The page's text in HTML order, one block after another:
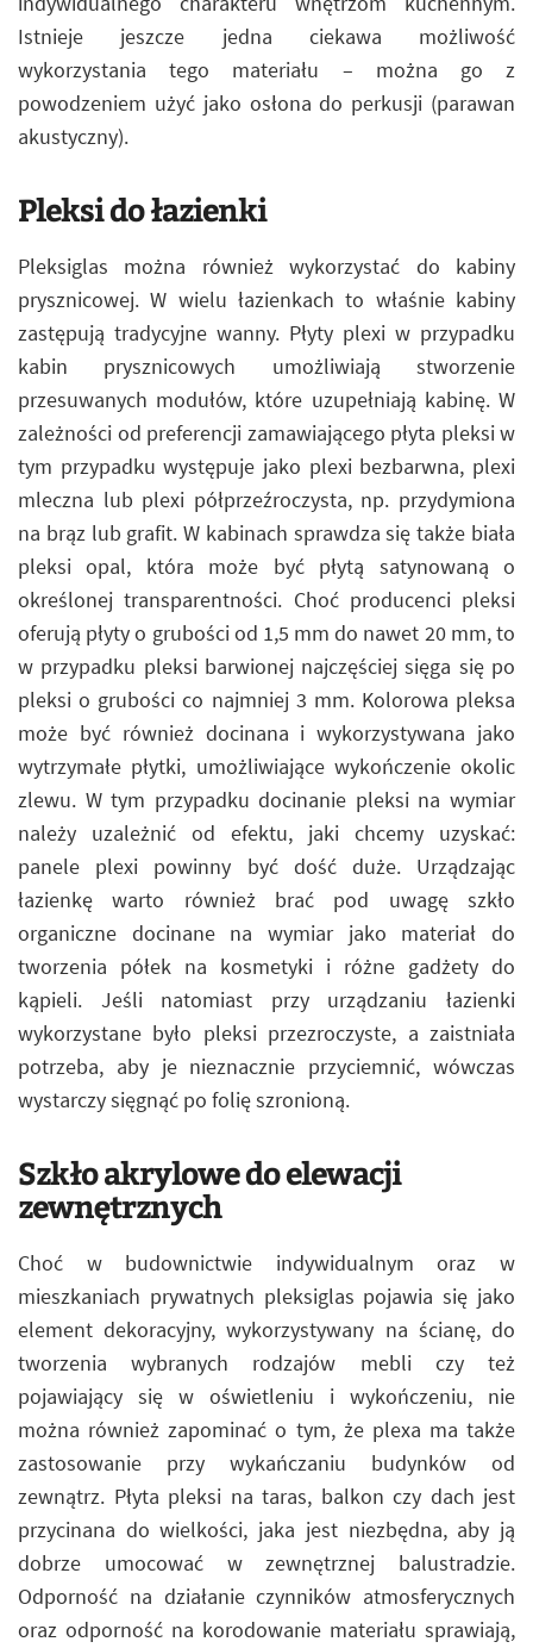
Istnieje jeszcze jedna ciekawa możliwość
wykorzystania tego materiału – można go z
powodzeniem użyć jako osłona do perkusji (parawan
akustyczny).
Pleksi do łazienki
Pleksiglas można również wykorzystać do kabiny
prysznicowej. W wielu łazienkach to właśnie kabiny
zastępują tradycyjne wanny. Płyty plexi w przypadku
kabin prysznicowych umożliwiają stworzenie
przesuwanych modułów, które uzupełniają kabinę. W
zależności od preferencji zamawiającego płyta pleksi w
tym przypadku występuje jako plexi bezbarwna, plexi
mleczna lub plexi półprzeźroczysta, np. przydymiona
na brąz lub grafit. W kabinach sprawdza się także biała
pleksi opal, która może być płytą satynowaną o
określonej transparentności. Choć producenci pleksi
oferują płyty o grubości od 1,5 mm do nawet 20 mm, to
w przypadku pleksi barwionej najczęściej sięga się po
pleksi o grubości co najmniej 3 mm. Kolorowa pleksa
może być również docinana i wykorzystywana jako
wytrzymałe płytki, umożliwiające wykończenie okolic
zlewu. W tym przypadku docinanie pleksi na wymiar
należy uzależnić od efektu, jaki chcemy uzyskać:
panele plexi powinny być dość duże. Urządzając
łazienkę warto również brać pod uwagę szkło
organiczne docinane na wymiar jako materiał do
tworzenia półek na kosmetyki i różne gadżety do
kąpieli. Jeśli natomiast przy urządzaniu łazienki
wykorzystane było pleksi przezroczyste, a zaistniała
potrzeba, aby je nieznacznie przyciemnić, wówczas
wystarczy sięgnąć po folię szronioną.
Szkło akrylowe do elewacji
zewnętrznych
Choć w budownictwie indywidualnym oraz w
mieszkaniach prywatnych pleksiglas pojawia się jako
element dekoracyjny, wykorzystywany na ścianę, do
tworzenia wybranych rodzajów mebli czy też
pojawiający się w oświetleniu i wykończeniu, nie
można również zapominać o tym, że plexa ma także
zastosowanie przy wykańczaniu budynków od
zewnątrz. Płyta pleksi na taras, balkon czy dach jest
przycinana do wielkości, jaka jest niezbędna, aby ją
dobrze umocować w zewnętrznej balustradzie.
Odporność na działanie czynników atmosferycznych
oraz odporność na korodowanie materiału sprawiają,